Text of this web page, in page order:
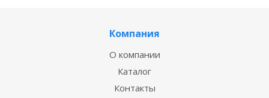
Компания
О компании
Каталог
Контакты